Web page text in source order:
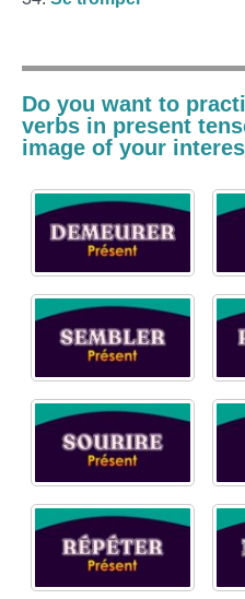
Do you want to
verbs in present
image of your